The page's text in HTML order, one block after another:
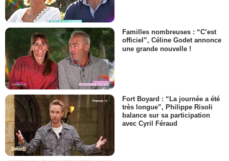
Familles nombreuses : “C’est
officiel”, Céline Godet annonce
une grande nouvelle !
Fort Boyard : “La journée a été
très longue”, Philippe Risoli
balance sur sa participation
avec Cyril Féraud